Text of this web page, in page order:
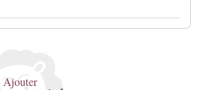
Ajouter